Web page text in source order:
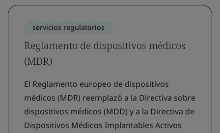
servicios regulatorios
Reglamento de dispositivos médicos
(MDR)
El Reglamento europeo de dispositivos
médicos (MDR) reemplazó a la Directiva sobre
dispositivos médicos (MDD) y a la Directiva de
Dispositivos Médicos Implantables Activos